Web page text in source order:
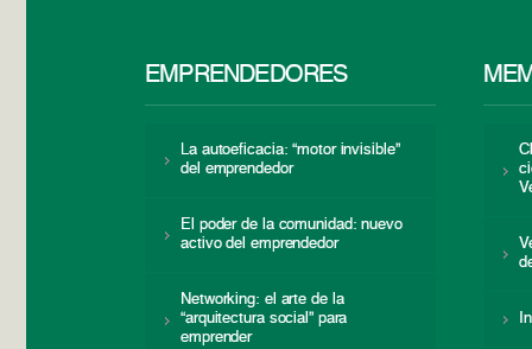
EMPRENDEDORES
La autoeficacia: “motor invisible”
del emprendedor
El poder de la comunidad: nuevo
activo del emprendedor
Networking: el arte de la
“arquitectura social” para
emprender